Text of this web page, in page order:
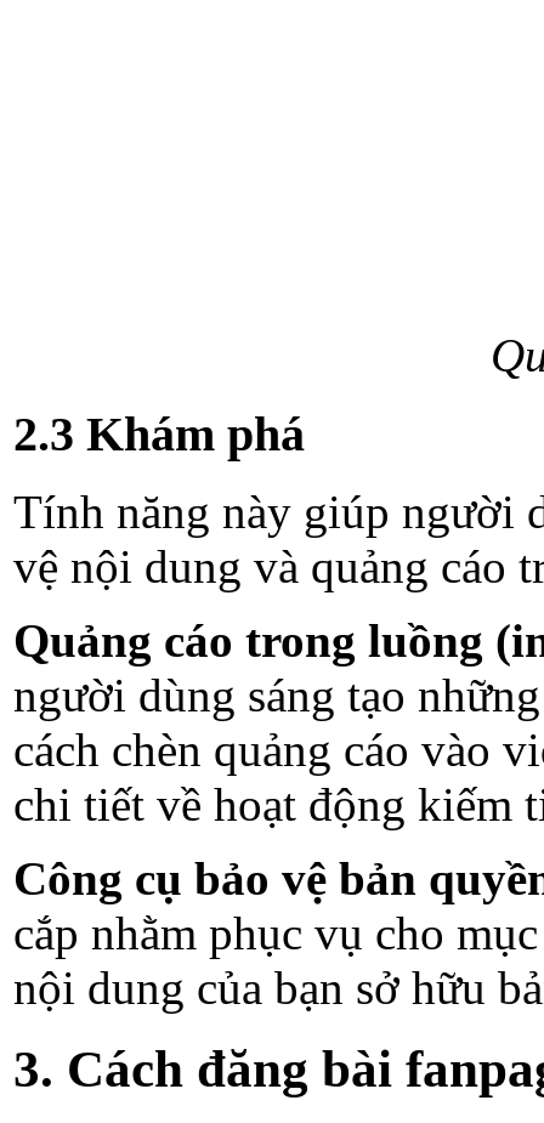
2.3 Khám phá
Tính năng này giúp người
vệ nội dung và quảng cáo
Quảng cáo trong luồng
người dùng sáng tạo
cách chèn quảng cáo vào
chi tiết về hoạt động kiếm
Công cụ bảo vệ bản
cắp nhằm phục vụ cho
nội dung của bạn sở hữu
3. Cách đăng bài